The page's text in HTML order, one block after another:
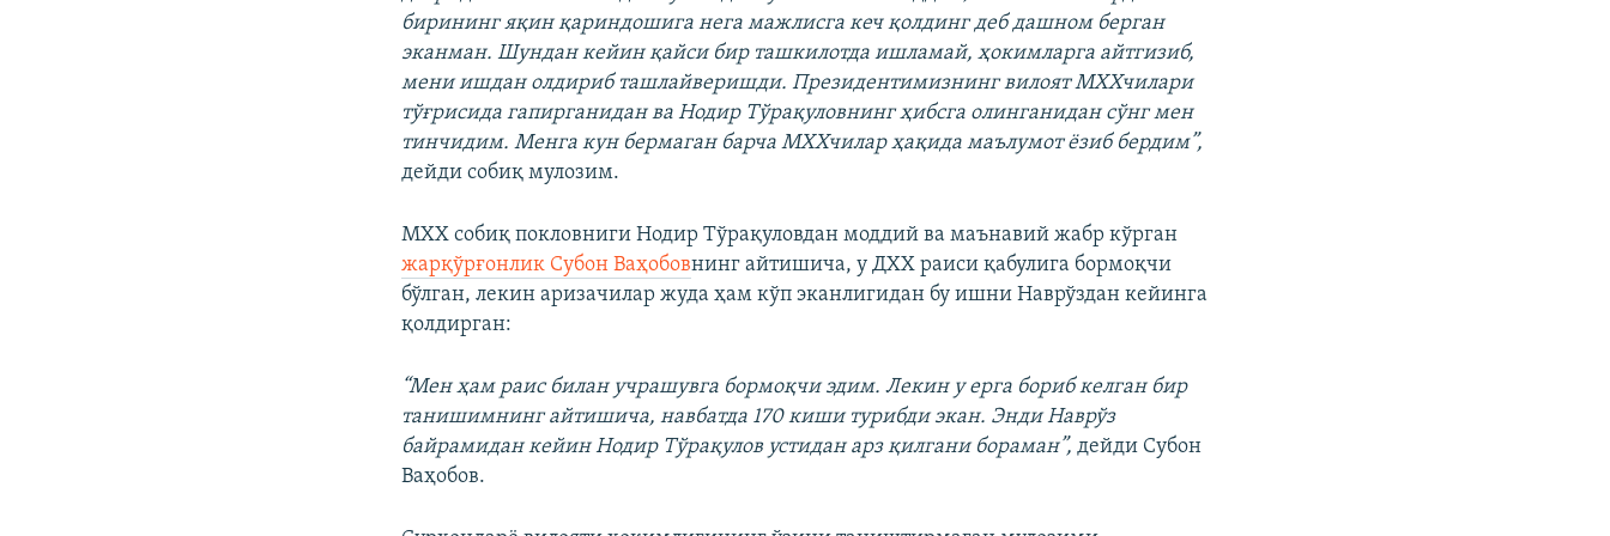
бирининг яқин қариндошига нега мажлисга кеч қолдинг деб дашном берган
эканман. Шундан кейин қайси бир ташкилотда ишламай, ҳокимларга айтгизиб,
мени ишдан олдириб ташлайверишди. Президентимизнинг вилоят МХХчилари
тўғрисида гапирганидан ва Нодир Тўрақуловнинг ҳибсга олинганидан сўнг мен
тинчидим. Менга кун бермаган барча МХХчилар ҳақида маълумот ёзиб бердим”,
дейди собиқ мулозим.
МХХ собиқ покловниги Нодир Тўрақуловдан моддий ва маънавий жабр кўрган
жарқўрғонлик Субон Ваҳобовнинг айтишича, у ДХХ раиси қабулига бормоқчи
бўлган, лекин аризачилар жуда ҳам кўп эканлигидан бу ишни Наврўздан кейинга
қолдирган:
“Мен ҳам раис билан учрашувга бормоқчи эдим. Лекин у ерга бориб келган бир
танишимнинг айтишича, навбатда 170 киши турибди экан. Энди Наврўз
байрамидан кейин Нодир Тўрақулов устидан арз қилгани бораман”,дейди Субон
Ваҳобов.